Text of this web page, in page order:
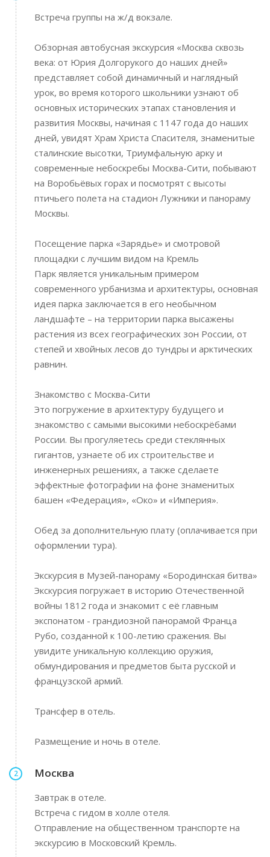
Встреча группы на ж/д вокзале.
Обзорная автобусная экскурсия «Москва сквозь
века: от Юрия Долгорукого до наших дней»
представляет собой динамичный и наглядный
урок, во время которого школьники узнают об
основных исторических этапах становления и
развития Москвы, начиная с 1147 года до наших
дней, увидят Храм Христа Спасителя, знаменитые
сталинские высотки, Триумфальную арку и
современные небоскребы Москва-Сити, побывают
на Воробьёвых горах и посмотрят с высоты
птичьего полета на стадион Лужники и панораму
Москвы.
Посещение парка «Зарядье» и смотровой
площадки с лучшим видом на Кремль
Парк является уникальным примером
современного урбанизма и архитектуры, основная
идея парка заключается в его необычном
ландшафте – на территории парка высажены
растения из всех географических зон России, от
степей и хвойных лесов до тундры и арктических
равнин.
Знакомство с Москва-Сити
Это погружение в архитектуру будущего и
знакомство с самыми высокими небоскрёбами
России. Вы прогуляетесь среди стеклянных
гигантов, узнаете об их строительстве и
инженерных решениях, а также сделаете
эффектные фотографии на фоне знаменитых
башен «Федерация», «Око» и «Империя».
Обед за дополнительную плату (оплачивается при
оформлении тура).
Экскурсия в Музей-панораму «Бородинская битва»
Экскурсия погружает в историю Отечественной
войны 1812 года и знакомит с её главным
экспонатом - грандиозной панорамой Франца
Рубо, созданной к 100-летию сражения. Вы
увидите уникальную коллекцию оружия,
обмундирования и предметов быта русской и
французской армий.
Трансфер в отель.
Размещение и ночь в отеле.
2 Москва
Завтрак в отеле.
Встреча с гидом в холле отеля.
Отправление на общественном транспорте на
экскурсию в Московский Кремль.